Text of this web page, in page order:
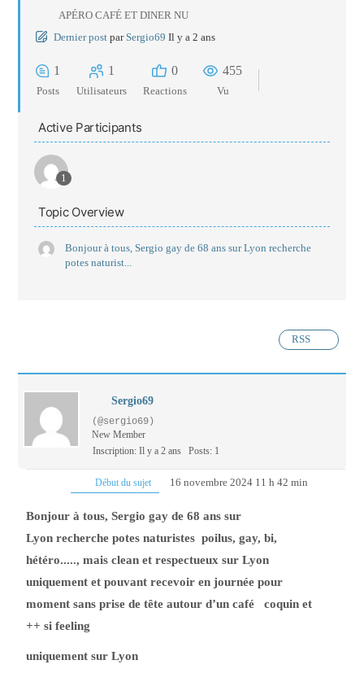
APÉRO CAFÉ ET DINER NU
Dernier postpar Sergio69 Il y a 2 ans
1
Posts
1
Utilisateurs
0
Reactions
455
Vu
Active Participants
1
Topic Overview
Bonjour à tous, Sergio gay de 68 ans sur Lyon recherche
potes naturist...
RSS
Sergio69
(@sergio69)
New Member
Inscription: Il y a 2 ans Posts: 1
Début du sujet 16 novembre 2024 11 h 42 min
Bonjour à tous, Sergio gay de 68 ans sur
Lyon recherche potes naturistes poilus, gay, bi,
hétéro....., mais clean et respectueux sur Lyon
uniquement et pouvant recevoir en journée pour
moment sans prise de tête autour d’un café coquin et
++ si feeling
uniquement sur Lyon